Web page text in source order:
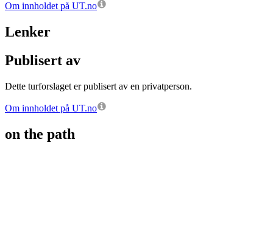
Om innholdet på UT.no
Lenker
Publisert av
Dette turforslaget er publisert av en privatperson.
Om innholdet på UT.no
on the path